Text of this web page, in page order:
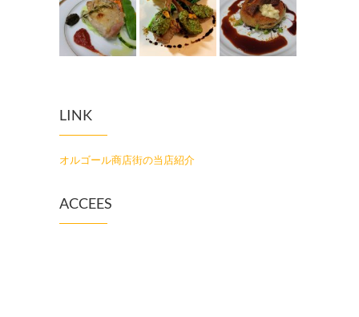
LINK
オルゴール商店街の当店紹介
ACCEES